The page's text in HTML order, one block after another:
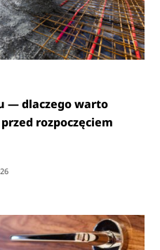
— dlaczego warto
rozpoczęciem